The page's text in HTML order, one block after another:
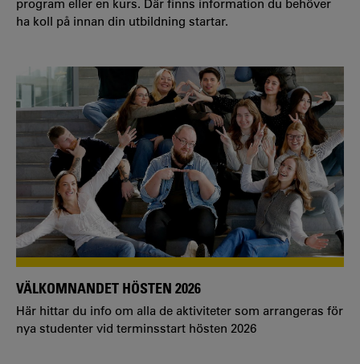
program eller en kurs. Där finns information du behöver
ha koll på innan din utbildning startar.
VÄLKOMNANDET HÖSTEN 2026
Här hittar du info om alla de aktiviteter som arrangeras för
nya studenter vid terminsstart hösten 2026